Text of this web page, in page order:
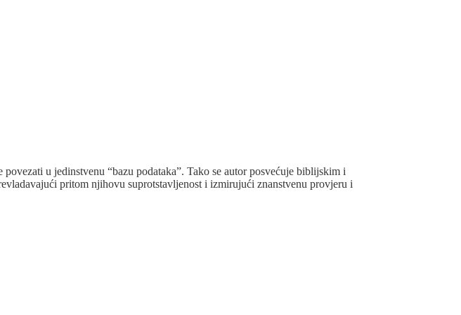
u jedinstvenu “bazu podataka”. Tako se autor posvećuje biblijskim i
pritom njihovu suprotstavljenost i izmirujući znanstvenu provjeru i